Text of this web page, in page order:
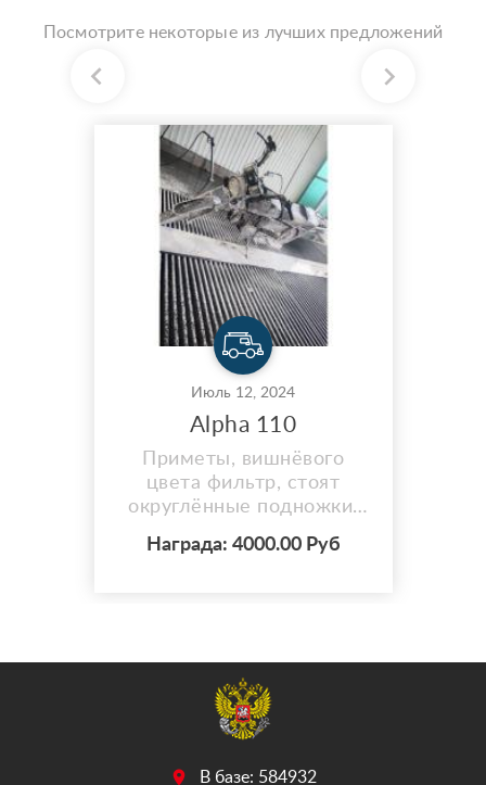
Посмотрите некоторые из лучших предложений
Июль 12, 2024
Alpha 110
Приметы, вишнёвого
цвета фильтр, стоят
округлённые подножки,
нету резинки с правой
с впереди новые
поворотники, на задней
части они отсутствуют.
Награда: 4000.00 Руб
В базе: 584932